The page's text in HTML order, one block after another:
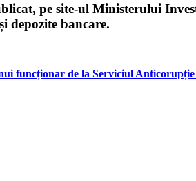
pe site-ul Ministerului
depozite bancare.
funcționar de la Serviciul